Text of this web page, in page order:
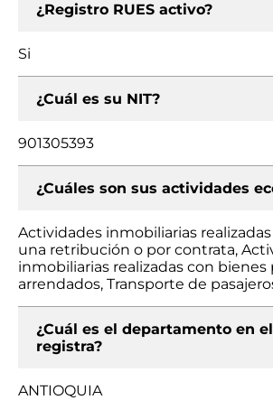
¿Registro RUES activo?
Si
¿Cuál es su NIT?
901305393
¿Cuáles son sus actividades
Actividades inmobiliarias
una retribución o por contrata,
inmobiliarias realizadas con bienes
arrendados, Transporte de
¿Cuál es el departamento en
registra?
ANTIOQUIA